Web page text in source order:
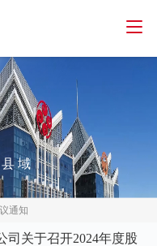
信息
域
通知
司关于召开2024年度股